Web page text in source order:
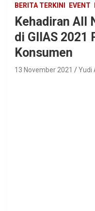
BERITA TERKINI EVENT
Kehadiran All
di GIIAS 2021
Konsumen
13 November 2021 Yudi